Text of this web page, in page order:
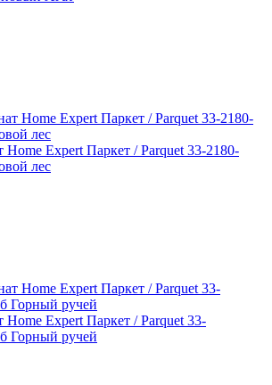
Expert Паркет / Parquet 33-2180-
лес
Expert Паркет / Parquet 33-
Горный ручей